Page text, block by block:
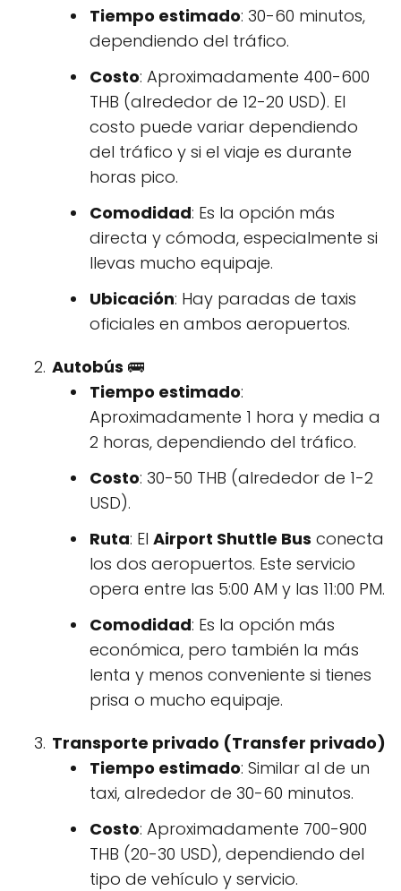
Tiempo estimado: 30-60 minutos,
dependiendo del tráfico.
Costo: Aproximadamente 400-600
THB (alrededor de 12-20 USD). El
costo puede variar dependiendo
del tráfico y si el viaje es durante
horas pico.
Comodidad: Es la opción más
directa y cómoda, especialmente si
llevas mucho equipaje.
Ubicación: Hay paradas de taxis
oficiales en ambos aeropuertos.
Autobús 🚌
Tiempo estimado:
Aproximadamente 1 hora y media a
2 horas, dependiendo del tráfico.
Costo: 30-50 THB (alrededor de 1-2
USD).
Ruta: El Airport Shuttle Bus conecta
los dos aeropuertos. Este servicio
opera entre las 5:00 AM y las 11:00 PM.
Comodidad: Es la opción más
económica, pero también la más
lenta y menos conveniente si tienes
prisa o mucho equipaje.
Transporte privado (Transfer privado)
Tiempo estimado: Similar al de un
taxi, alrededor de 30-60 minutos.
Costo: Aproximadamente 700-900
THB (20-30 USD), dependiendo del
tipo de vehículo y servicio.